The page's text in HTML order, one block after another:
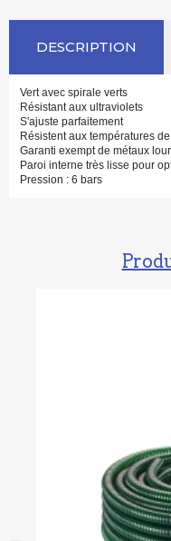
DESCRIPTION
Vert avec spirale verts
Résistant aux ultraviolets
S'ajuste parfaitement
Résistent aux températures
Garanti exempt de métaux
Paroi interne très lisse pour
Pression : 6 bars